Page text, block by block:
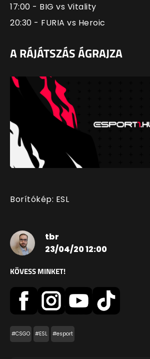
17:00 - BIG vs Vitality
20:30 - FURIA vs Heroic
A RÁJÁTSZÁS ÁGRAJZA
Borítókép: ESL
tbr
23/04/20 12:00
KÖVESS MINKET!
#CSGO #ESL #esport